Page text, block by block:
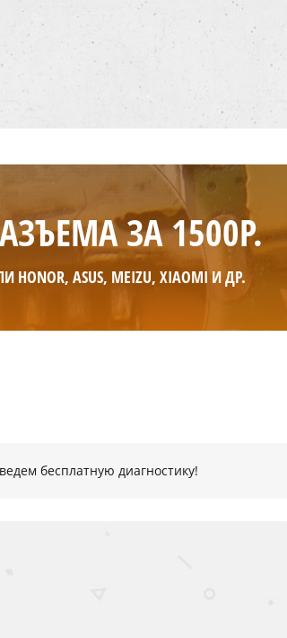
ЗА 1500Р.
ASUS, MEIZU, XIAOMI И ДР.
бесплатную диагностику!